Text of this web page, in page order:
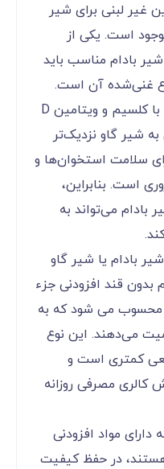
غیر لبنی برای شیر
است. یکی از
بادام مناسب باید
غنی‌شده آن است.
بسیاری از برندها، شیر بادام را با کلسیم و ویتامین D
شیر گاو نزدیک‌تر
سلامت استخوان‌ها و
است. بنابراین،
می‌تواند به
بادام یا شیر گاو
بدون قند افزودنی جزء
محسوب می شود که به
می‌دهند. این نوع
کمتری است و
کالری مصرفی روزانه
مواد افزودنی
در حفظ کیفیت